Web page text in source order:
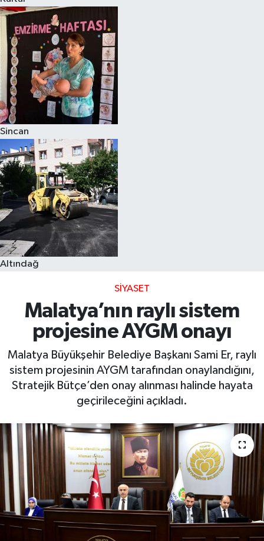
Sincan
Altındağ
SIYASET
Malatya’nın raylı sistem
projesine AYGM onayı
Malatya Büyükşehir Belediye Başkanı Sami Er, raylı
sistem projesinin AYGM tarafından onaylandığını,
Stratejik Bütçe’den onay alınması halinde hayata
geçirileceğini açıkladı.